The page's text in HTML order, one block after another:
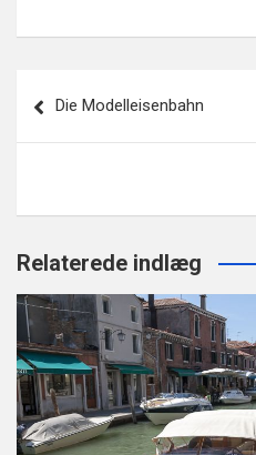
Die Modelleisenbahn
Relaterede indlæg